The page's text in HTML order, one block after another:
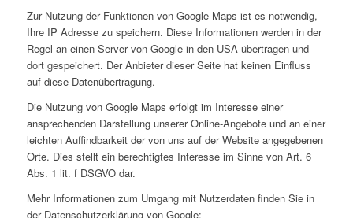
Zur Nutzung der Funktionen von Google Maps ist es notwendig,
Ihre IP Adresse zu speichern. Diese Informationen werden in der
Regel an einen Server von Google in den USA übertragen und
dort gespeichert. Der Anbieter dieser Seite hat keinen Einfluss
auf diese Datenübertragung.
Die Nutzung von Google Maps erfolgt im Interesse einer
ansprechenden Darstellung unserer Online-Angebote und an einer
leichten Auffindbarkeit der von uns auf der Website angegebenen
Orte. Dies stellt ein berechtigtes Interesse im Sinne von Art. 6
Abs. 1 lit. f DSGVO dar.
Mehr Informationen zum Umgang mit Nutzerdaten finden Sie in
der Datenschutzerklärung von Google: